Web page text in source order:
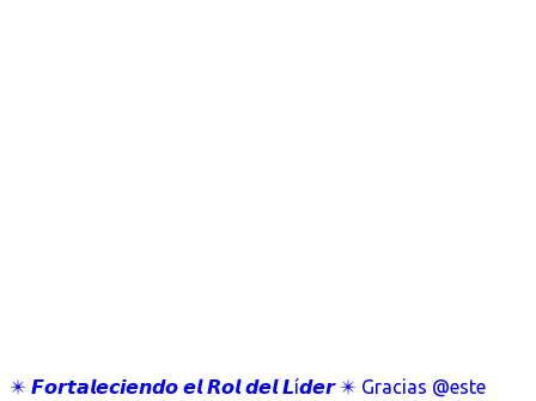
✴️ 𝙁𝙤𝙧𝙩𝙖𝙡𝙚𝙘𝙞𝙚𝙣𝙙𝙤 𝙚𝙡 𝙍𝙤𝙡 𝙙𝙚𝙡 𝙇í𝙙𝙚𝙧 ✴️ Gracias @este